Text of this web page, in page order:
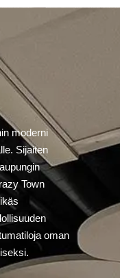
moderni
Sijaiten
Town
oman